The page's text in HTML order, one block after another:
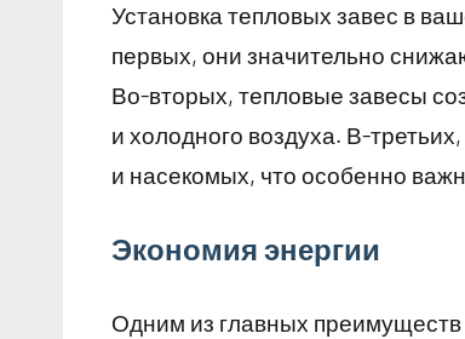
Установка тепловых завес в
первых, они значительно
Во-вторых, тепловые завесы
и холодного воздуха. В-
и насекомых, что особенно
Экономия энергии
Одним из главных преимуществ